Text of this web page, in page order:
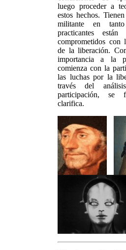
luego proceder a
estos hechos.
militante en
practicantes están
comprometidos con
de la liberación.
importancia a la
comienza con la
las luchas por la
través del
participación, se
clarifica.